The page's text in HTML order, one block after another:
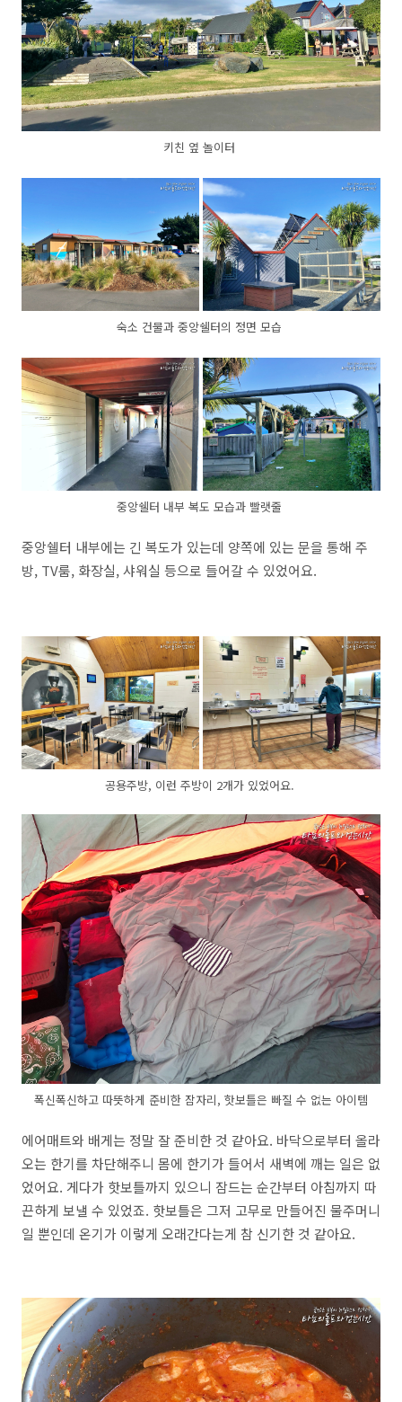
키친 옆 놀이터
숙소 건물과 중앙쉘터의 정면 모습
중앙쉘터 내부 복도 모습과 빨랫줄
중앙쉘터 내부에는 긴 복도가 있는데 양쪽에 있는 문을 통해 주
방, TV룸, 화장실, 샤워실 등으로 들어갈 수 있었어요.
공용주방, 이런 주방이 2개가 있었어요.
폭신폭신하고 따뜻하게 준비한 잠자리, 핫보틀은 빠질 수 없는 아이템
에어매트와 배게는 정말 잘 준비한 것 같아요. 바닥으로부터 올라
오는 한기를 차단해주니 몸에 한기가 들어서 새벽에 깨는 일은 없
었어요. 게다가 핫보틀까지 있으니 잠드는 순간부터 아침까지 따
끈하게 보낼 수 있었죠. 핫보틀은 그저 고무로 만들어진 물주머니
일 뿐인데 온기가 이렇게 오래간다는게 참 신기한 것 같아요.